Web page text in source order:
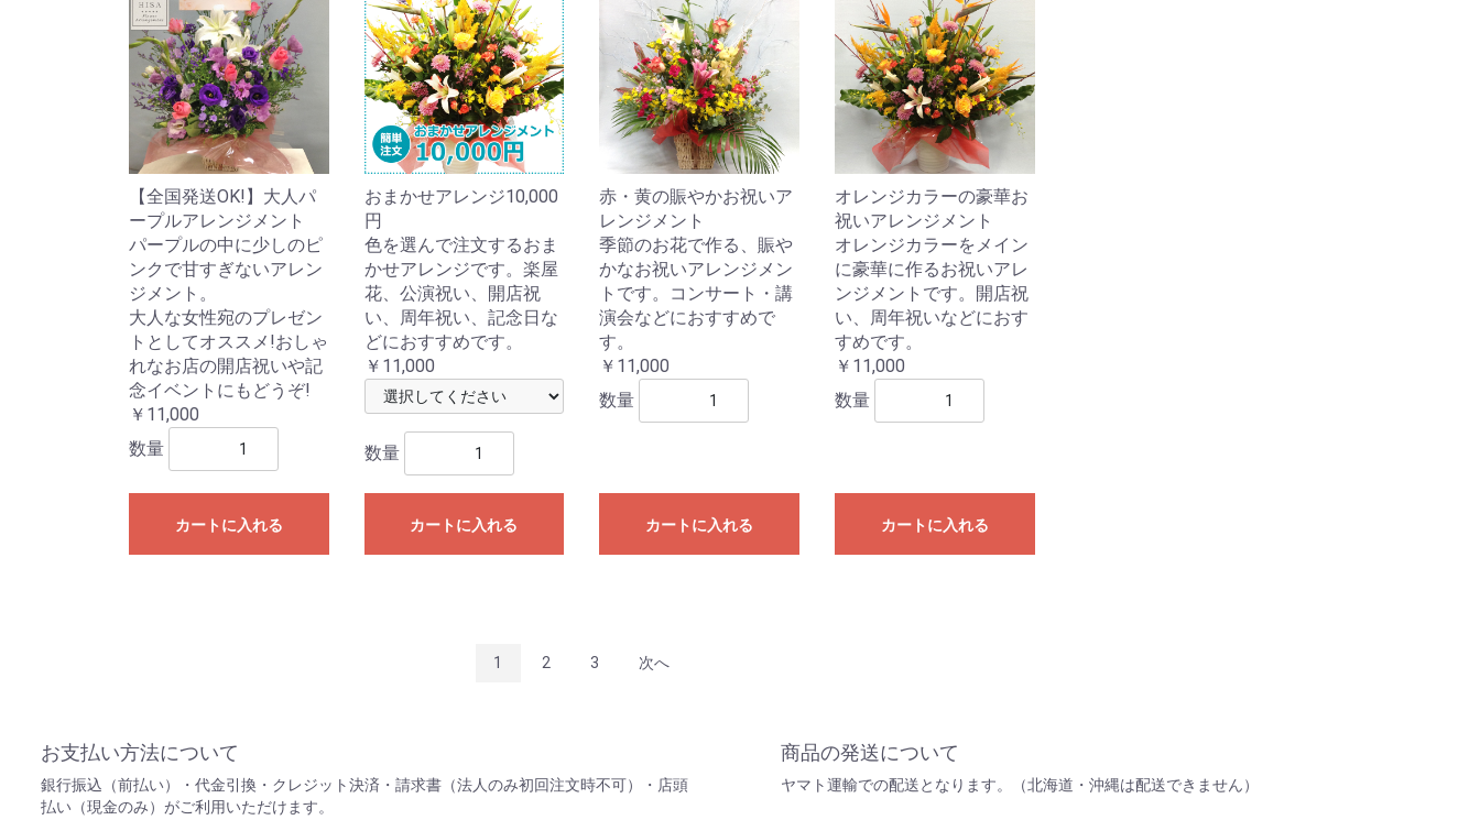
【全国発送OK!】大人パ
ープルアレンジメント
パープルの中に少しのピ
ンクで甘すぎないアレン
ジメント。
大人な女性宛のプレゼン
トとしてオススメ!おしゃ
れなお店の開店祝いや記
念イベントにもどうぞ!
￥11,000
数量
カートに入れる
おまかせアレンジ10,000
円
色を選んで注文するおま
かせアレンジです。楽屋
花、公演祝い、開店祝
い、周年祝い、記念日な
どにおすすめです。
￥11,000
数量
カートに入れる
赤・黄の賑やかお祝いア
レンジメント
季節のお花で作る、賑や
かなお祝いアレンジメン
トです。コンサート・講
演会などにおすすめで
す。
￥11,000
数量
カートに入れる
オレンジカラーの豪華お
祝いアレンジメント
オレンジカラーをメイン
に豪華に作るお祝いアレ
ンジメントです。開店祝
い、周年祝いなどにおす
すめです。
￥11,000
数量
カートに入れる
1 2 3 次へ
お支払い方法について
銀行振込（前払い）・代金引換・クレジット決済・請求書（法人のみ初回注文時不可）・店頭
払い（現金のみ）がご利用いただけます。
商品の発送について
ヤマト運輸での配送となります。（北海道・沖縄は配送できません）